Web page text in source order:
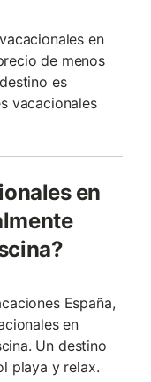
en
de menos
es
vacacionales
en
España,
en
Un destino
playa y relax.